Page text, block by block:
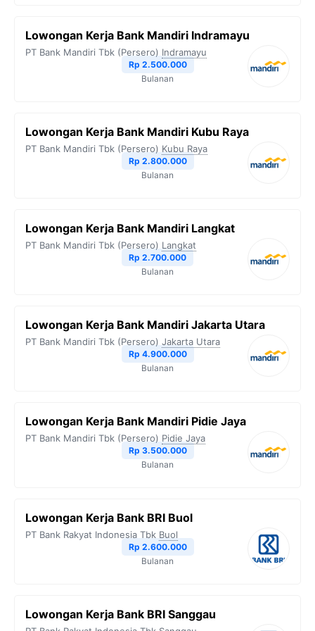
Lowongan Kerja Bank Mandiri Indramayu
PT Bank Mandiri Tbk (Persero) Indramayu
Rp 2.500.000
Bulanan
Lowongan Kerja Bank Mandiri Kubu Raya
PT Bank Mandiri Tbk (Persero) Kubu Raya
Rp 2.800.000
Bulanan
Lowongan Kerja Bank Mandiri Langkat
PT Bank Mandiri Tbk (Persero) Langkat
Rp 2.700.000
Bulanan
Lowongan Kerja Bank Mandiri Jakarta Utara
PT Bank Mandiri Tbk (Persero) Jakarta Utara
Rp 4.900.000
Bulanan
Lowongan Kerja Bank Mandiri Pidie Jaya
PT Bank Mandiri Tbk (Persero) Pidie Jaya
Rp 3.500.000
Bulanan
Lowongan Kerja Bank BRI Buol
PT Bank Rakyat Indonesia Tbk Buol
Rp 2.600.000
Bulanan
Lowongan Kerja Bank BRI Sanggau